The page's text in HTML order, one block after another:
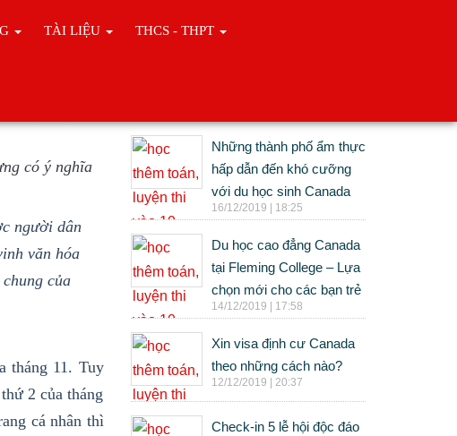
TÀI LIỆU THCS - THPT
có ý nghĩa
người dân
văn hóa
của
tháng 11. Tuy
2 của tháng
cá nhân thì
Những thành phố ẩm thực
hấp dẫn đến khó cưỡng
với du học sinh Canada
16/12/2019 | 18:25
Du học cao đẳng Canada
tại Fleming College – Lựa
chọn mới cho các bạn trẻ
14/12/2019 | 17:58
Xin visa định cư Canada
theo những cách nào?
12/12/2019 | 20:37
Check-in 5 lễ hội độc đáo